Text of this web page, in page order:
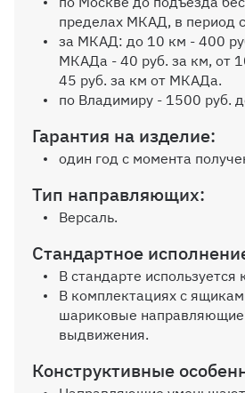
Корпус в цвете
фасады МДФ
Фраппучино,
Золото матовое
(Аристо)
Внутр.
ручек
Пантограф
пределах МКАД, в период
за МКАД: до 10 км - 400
МКАДа - 40 руб. за км, от
45 руб. за км от МКАДа.
по Владимиру - 1500 руб.
Гарантия на изделие:
один год с момента
Тип направляющих:
Версаль.
Стандартное
В стандарте
В комплектациях с
шариковые
выдвижения.
Конструктивные